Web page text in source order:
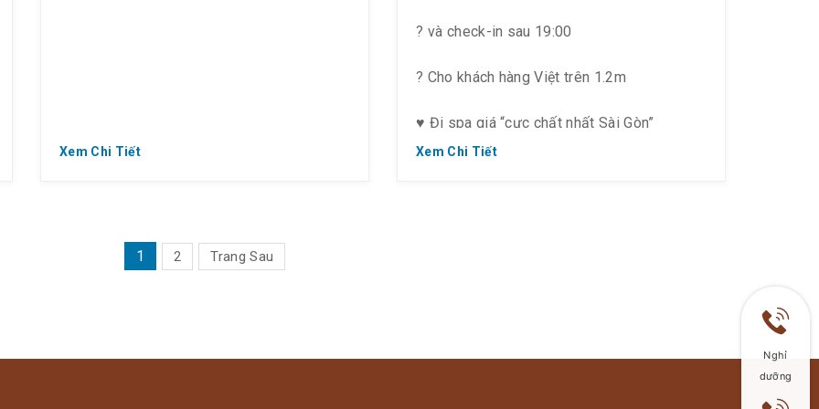
Xem Chi Tiết
️? và check-in sau 19:00
? Cho khách hàng Việt trên 1.2m
♥️ Đi spa giá “cực chất nhất Sài Gòn”
Xem Chi Tiết
PHÂN
TRANG
1 2 Trang Sau
Nghỉ
dưỡng